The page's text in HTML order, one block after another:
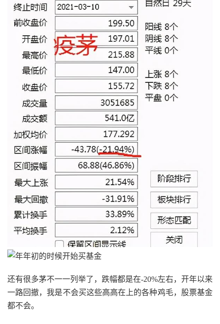
还有很多茅不一一列举了，跌幅都是在-20%左右，开年以来
一路回撤，我是不会买这些高高在上的各种鸡毛，股票基金
都不会。